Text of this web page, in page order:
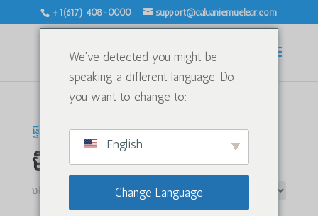
+1(617) 408-0000 support@caluaniemuelear.com
ផ្ទះ / មិនបានចាត់ថ្នាក់
មិនបានចាត់ថ្នាក់
បង្ហាញលទ្ធផល 2 ទាំងអស់។
We've detected you might be
speaking a different language. Do
you want to change to:
English
Change Language